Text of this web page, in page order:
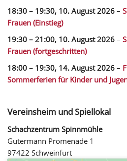
18:30 – 19:30, 10. August 2026 –
Frauen (Einstieg)
19:30 – 21:00, 10. August 2026 –
Frauen (fortgeschritten)
18:00 – 19:30, 14. August 2026 –
Sommerferien für Kinder und
Vereinsheim und Spiellokal
Schachzentrum Spinnmühle
Gutermann Promenade 1
97422 Schweinfurt